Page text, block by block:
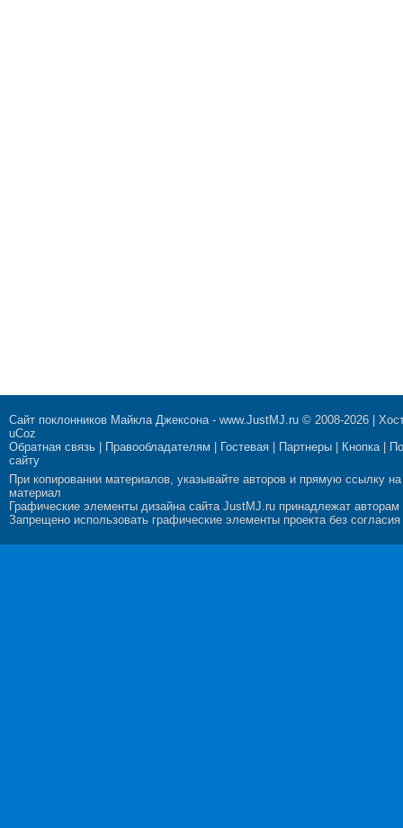
Сайт поклонников Майкла Джексона- www.JustMJ.ru © 2008-2026 |
uCoz
Обратная связь
Правообладателям Гостевая Партнеры Кнопка|
сайту
При копировании материалов, указывайте авторов и прямую ссылку на
материал
Графические элементы дизайна сайта JustMJ.ru принадлежат авторам
Запрещено использовать графические элементы проекта без согласия